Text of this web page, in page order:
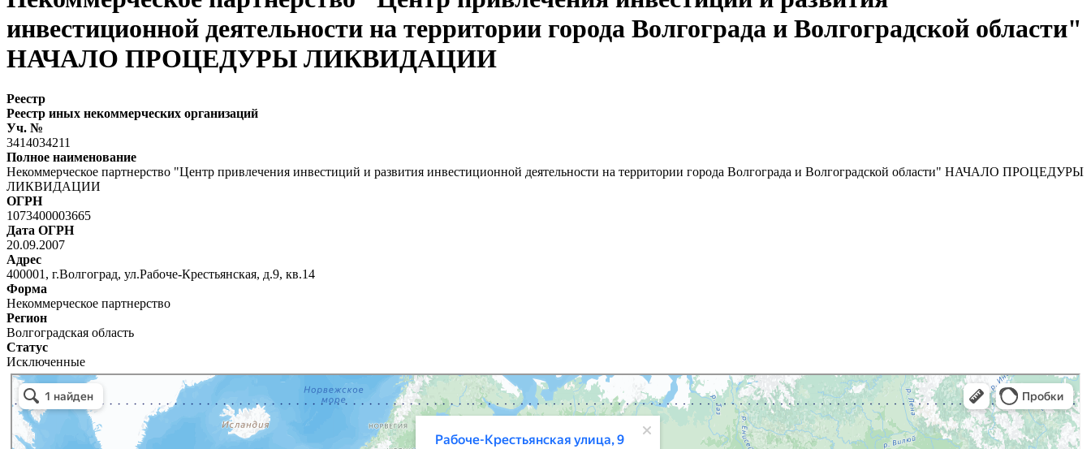
инвестиционной деятельности на территории города Волгограда и Волгоградской области"
НАЧАЛО ПРОЦЕДУРЫ ЛИКВИДАЦИИ
Реестр
Реестр иных некоммерческих организаций
Уч. №
3414034211
Полное наименование
Некоммерческое партнерство "Центр привлечения инвестиций и развития инвестиционной деятельности на территории города Волгограда и Волгоградской области" НАЧАЛО ПРОЦЕДУРЫ
ЛИКВИДАЦИИ
ОГРН
1073400003665
Дата ОГРН
20.09.2007
Адрес
400001, г.Волгоград, ул.Рабоче-Крестьянская, д.9, кв.14
Форма
Некоммерческое партнерство
Регион
Волгоградская область
Статус
Исключенные